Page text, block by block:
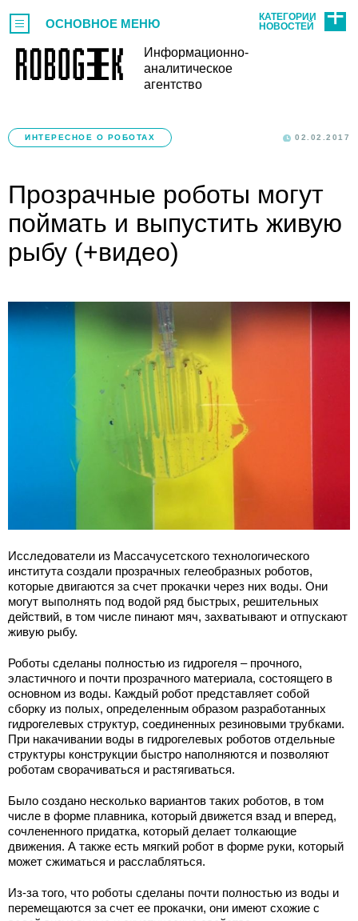
Информационно-
аналитическое
агентство
ОСНОВНОЕ МЕНЮ
КАТЕГОРИИ
НОВОСТЕЙ
ИНТЕРЕСНОЕ О РОБОТАХ 02.02.2017
Прозрачные роботы могут
поймать и выпустить живую
рыбу (+видео)
Исследователи из Массачусетского технологического
института создали прозрачных гелеобразных роботов,
которые двигаются за счет прокачки через них воды. Они
могут выполнять под водой ряд быстрых, решительных
действий, в том числе пинают мяч, захватывают и отпускают
живую рыбу.
Роботы сделаны полностью из гидрогеля – прочного,
эластичного и почти прозрачного материала, состоящего в
основном из воды. Каждый робот представляет собой
сборку из полых, определенным образом разработанных
гидрогелевых структур, соединенных резиновыми трубками.
При накачивании воды в гидрогелевых роботов отдельные
структуры конструкции быстро наполняются и позволяют
роботам сворачиваться и растягиваться.
Было создано несколько вариантов таких роботов, в том
числе в форме плавника, который движется взад и вперед,
сочлененного придатка, который делает толкающие
движения. А также есть мягкий робот в форме руки, который
может сжиматься и расслабляться.
Из-за того, что роботы сделаны почти полностью из воды и
перемещаются за счет ее прокачки, они имеют схожие с